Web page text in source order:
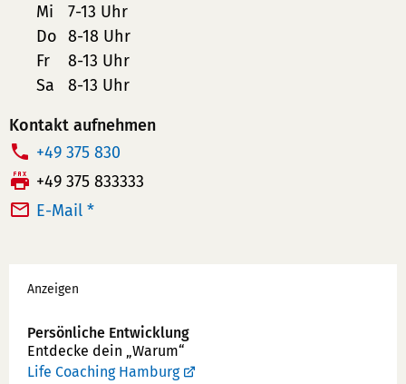
Mi
7-13 Uhr
Do 8-18 Uhr
Fr
8-13 Uhr
Sa
8-13 Uhr
Kontakt aufnehmen
T
e
l
n
u
m
+49 375 830
F
a
+49 375 833333
E-Mail *
Werbung
Anzeigen
Persönliche Entwicklung
Entdecke dein „Warum“
Life Coaching Hamburg